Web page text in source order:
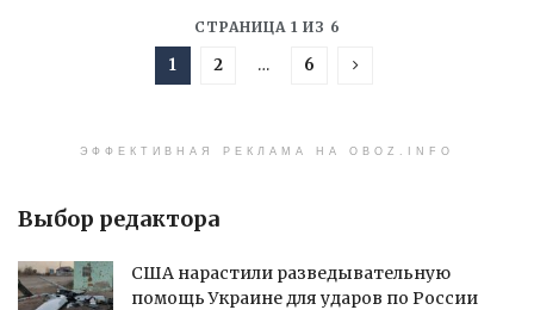
СТРАНИЦА 1 ИЗ 6
1 2 … 6
ЭФФЕКТИВНАЯ РЕКЛАМА НА OBOZ.INFO
Выбор редактора
США нарастили разведывательную
помощь Украине для ударов по России